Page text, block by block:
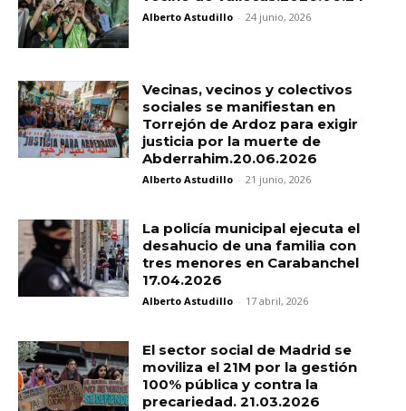
Alberto Astudillo - 24 junio, 2026
Vecinas, vecinos y colectivos
sociales se manifiestan en
Torrejón de Ardoz para exigir
justicia por la muerte de
Abderrahim.20.06.2026
Alberto Astudillo - 21 junio, 2026
La policía municipal ejecuta el
desahucio de una familia con
tres menores en Carabanchel
17.04.2026
Alberto Astudillo - 17 abril, 2026
El sector social de Madrid se
moviliza el 21M por la gestión
100% pública y contra la
precariedad. 21.03.2026